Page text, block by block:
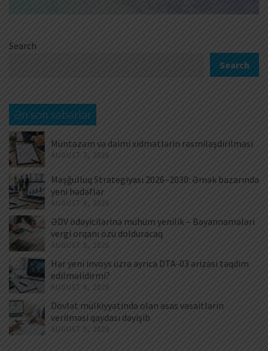
Search
Search
Ən son xəbərlər
Müntəzəm və daimi xidmətlərin rəsmiləşdirilməsi
AUGUST 7, 2026
Məşğulluq Strategiyası 2026–2030: Əmək bazarında
yeni hədəflər
AUGUST 6, 2026
ƏDV ödəyicilərinə mühüm yenilik – Bəyannamələri
vergi orqanı özü dolduracaq
AUGUST 6, 2026
Hər yeni invoys üzrə ayrıca DTA-03 ərizəsi təqdim
edilməlidirmi?
AUGUST 6, 2026
Dövlət mülkiyyətində olan əsas vəsaitlərin
verilməsi qaydası dəyişib
AUGUST 5, 2026